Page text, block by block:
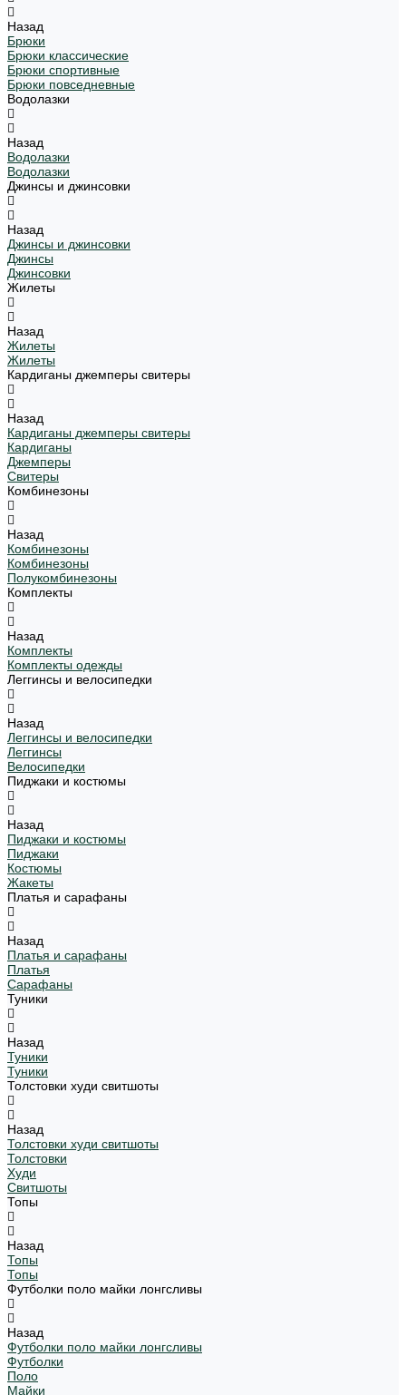
Назад
Брюки
Брюки классические
Брюки спортивные
Брюки повседневные
Водолазки
Назад
Водолазки
Водолазки
Джинсы и джинсовки
Назад
Джинсы и джинсовки
Джинсы
Джинсовки
Жилеты
Назад
Жилеты
Жилеты
Кардиганы джемперы свитеры
Назад
Кардиганы джемперы свитеры
Кардиганы
Джемперы
Свитеры
Комбинезоны
Назад
Комбинезоны
Комбинезоны
Полукомбинезоны
Комплекты
Назад
Комплекты
Комплекты одежды
Леггинсы и велосипедки
Назад
Леггинсы и велосипедки
Леггинсы
Велосипедки
Пиджаки и костюмы
Назад
Пиджаки и костюмы
Пиджаки
Костюмы
Жакеты
Платья и сарафаны
Назад
Платья и сарафаны
Платья
Сарафаны
Туники
Назад
Туники
Туники
Толстовки худи свитшоты
Назад
Толстовки худи свитшоты
Толстовки
Худи
Свитшоты
Топы
Назад
Топы
Топы
Футболки поло майки лонгсливы
Назад
Футболки поло майки лонгсливы
Футболки
Поло
Майки